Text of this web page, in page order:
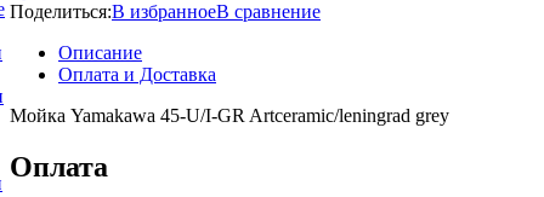
Поделиться:В избранноеВ сравнение
Описание
Оплата и Доставка
Мойка Yamakawa 45-U/I-GR Artceramic/leningrad grey
Оплата